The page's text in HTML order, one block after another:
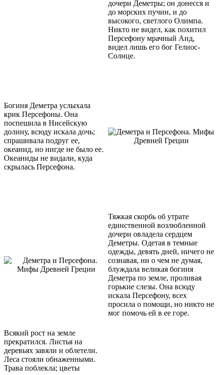
дочери Деметры; он донесся и
до морских пучин, и до
высокого, светлого Олимпа.
Никто не видел, как похитил
Персефону мрачный Аид,
видел лишь его бог Гелиос-
Солнце.
Богиня Деметра услыхала
крик Персефоны. Она
поспешила в Нисейскую
долину, всюду искала дочь;
спрашивала подруг ее,
океанид, но нигде не было ее.
Океаниды не видали, куда
скрылась Персефона.
Тяжкая скорбь об утрате
единственной возлюбленной
дочери овладела сердцем
Деметры. Одетая в темные
одежды, девять дней, ничего не
сознавая, ни о чем не думая,
блуждала великая богиня
Деметра по земле, проливая
горькие слезы. Она всюду
искала Персефону, всех
просила о помощи, но никто не
мог помочь ей в ее горе.
Всякий рост на земле
прекратился. Листья на
деревьях завяли и облетели.
Леса стояли обнаженными.
Трава поблекла; цветы